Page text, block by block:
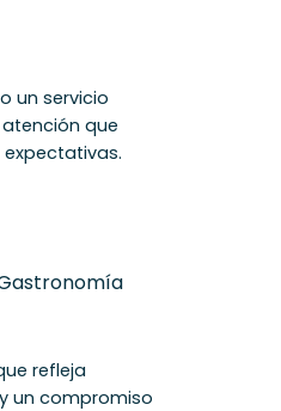
un servicio
que
refleja
un compromiso